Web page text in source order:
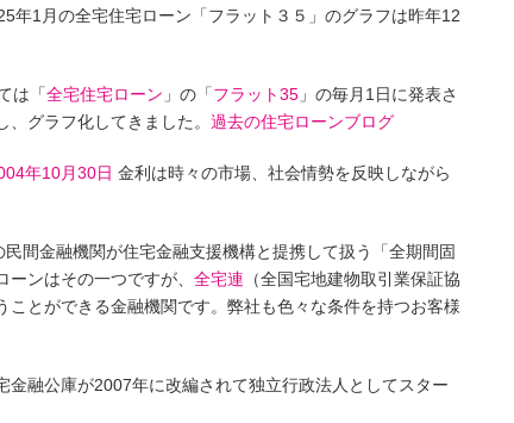
年1月の全宅住宅ローン「フラット３５」のグラフは昨年12
は「全宅住宅ローン 」の「フラット35 」の毎月1日に発表さ
グラフ化してきました。 過去の住宅ローンブログ
年10月30日 金利は時々の市場、社会情勢を反映しながら
間金融機関が住宅金融支援機構と提携して扱う「全期間固
ンはその一つですが、 全宅連 （全国宅地建物取引業保証協
ことができる金融機関です。弊社も色々な条件を持つお客様
金融公庫が2007年に改編されて独立行政法人としてスター